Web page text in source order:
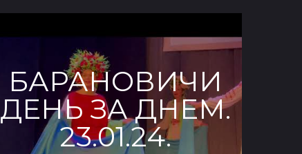
БАРАНОВИЧИ
ДЕНЬ ЗА ДНЕМ.
23.01.24.